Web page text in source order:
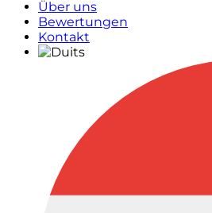
Über uns
Bewertungen
Kontakt